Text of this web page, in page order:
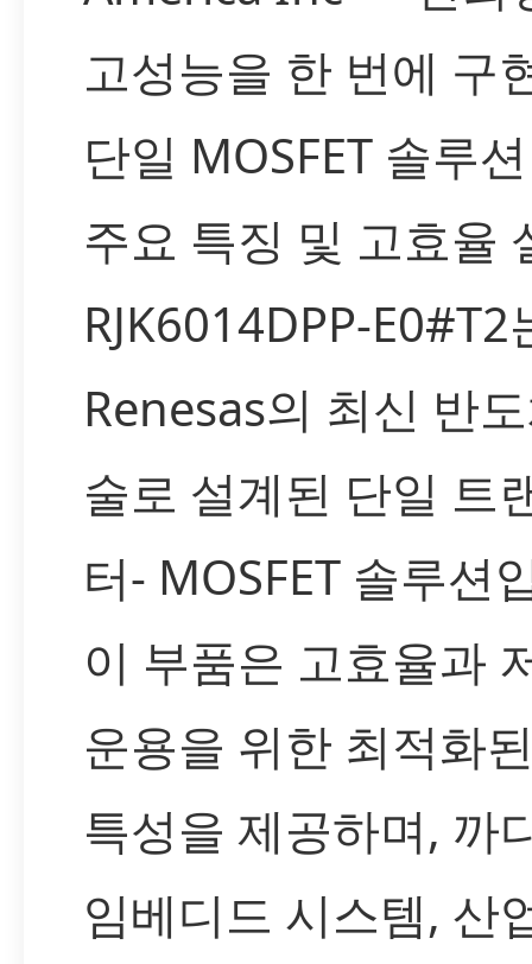
고성능을 한 번에 구
단일 MOSFET 솔루션
주요 특징 및 고효율
RJK6014DPP-E0#T2
Renesas의 최신 반
술로 설계된 단일 트
터- MOSFET 솔루션
이 부품은 고효율과
운용을 위한 최적화
특성을 제공하며, 까
임베디드 시스템, 산